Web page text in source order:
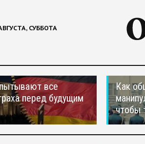
СУББОТА
все
перед будущим
Как
чтобы